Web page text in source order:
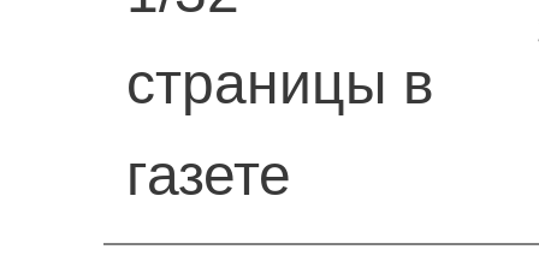
страницы в
газете